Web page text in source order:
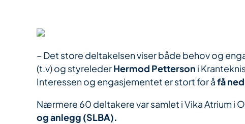
– Det store deltakelsen viser både behov og
(t.v) og styrelederHermod Petterson i
Interessen og engasjementet er stort for åfå
Nærmere 60 deltakere var samlet i Vika Atrium i
og anlegg (SLBA).